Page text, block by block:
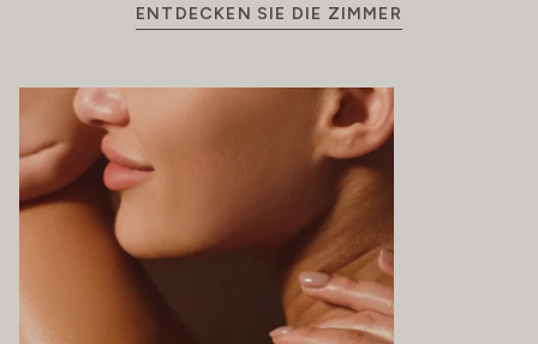
ENTDECKEN SIE DIE ZIMMER